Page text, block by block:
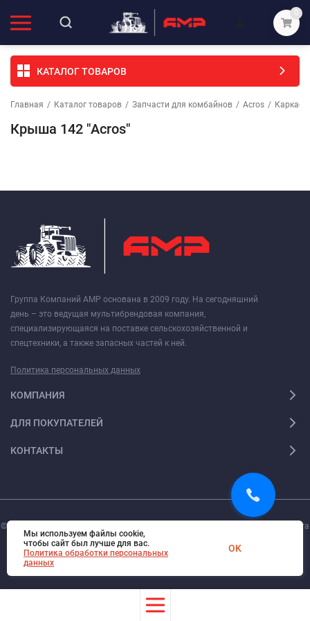
0
КАТАЛОГ ТОВАРОВ
Главная / Каталог товаров / Запчасти для комбайнов / Acros / Каркас
Крыша 142 "Acros"
Группа Компаний АМР основана в 2009 году. На сегодняшний
день – это ведущая мультибрендовая компания,
специализирующаяся на поставке сельскохозяйственной и
спецтехники, а также запасных частей к ней.
Политика персональных данных
КОМПАНИЯ
ДЛЯ ПОКУПАТЕЛЕЙ
КОНТАКТЫ
© 2026. Все права защищены. — создание и поддержка сайта
Мы используем файлы cookie,
чтобы сайт был лучше для вас.
Политика обработки персональных
данных
OK